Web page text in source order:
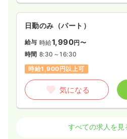
日勤のみ（パート）
給与 時給1,990円〜
時間 8:30～16:30
時給1,900円以上可
気になる
すべての求人を見